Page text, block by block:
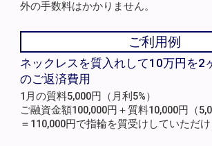
外の手数料はかかりません。
ご利用例
ネックレスを質入れして10万円を2
のご返済費用
1月の質料5,000円（月利5%）
ご融資金額100,000円＋質料10,000円（
＝110,000円で指輪を質受けしていただけ